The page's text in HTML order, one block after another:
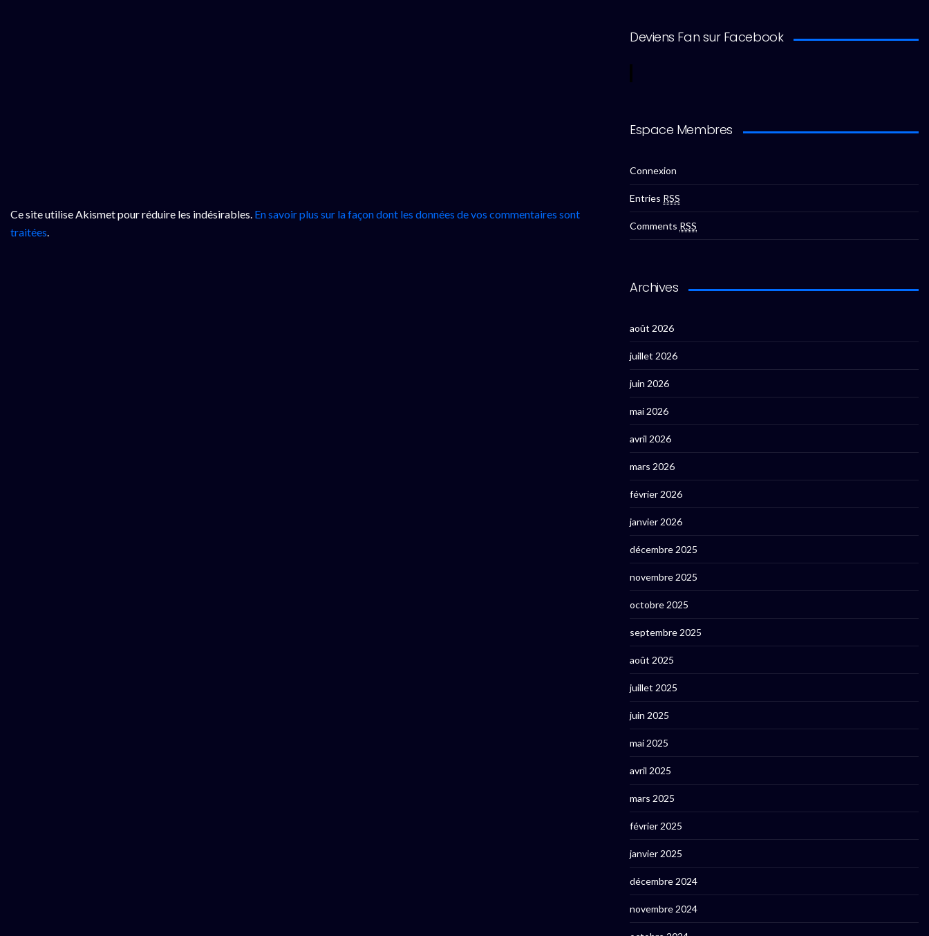
Ce site utilise Akismet pour réduire les indésirables. En savoir plus sur la façon dont les données de vos commentaires sont
traitées.
Deviens Fan sur Facebook
Espace Membres
Connexion
Entries RSS
Comments RSS
Archives
août 2026
juillet 2026
juin 2026
mai 2026
avril 2026
mars 2026
février 2026
janvier 2026
décembre 2025
novembre 2025
octobre 2025
septembre 2025
août 2025
juillet 2025
juin 2025
mai 2025
avril 2025
mars 2025
février 2025
janvier 2025
décembre 2024
novembre 2024